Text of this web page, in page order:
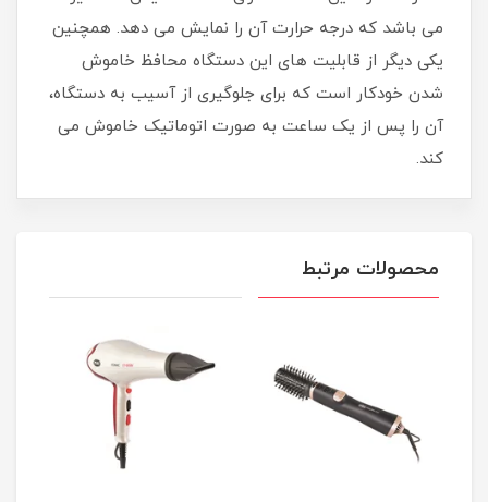
می باشد که درجه حرارت آن را نمایش می دهد. همچنین
یکی دیگر از قابلیت های این دستگاه محافظ خاموش
شدن خودکار است که برای جلوگیری از آسیب به دستگاه،
آن را پس از یک ساعت به صورت اتوماتیک خاموش می
کند.
محصولات مرتبط